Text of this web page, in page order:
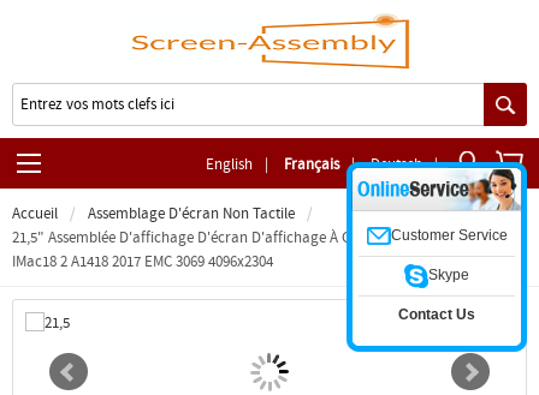
English | Français | Deutsch |
Accueil
Assemblage D'écran Non Tactile
21,5" Assemblée D'affichage D'écran D'affichage À Cristaux Liquides De 4K
IMac18 2 A1418 2017 EMC 3069 4096x2304
Customer Service
Skype
Contact Us